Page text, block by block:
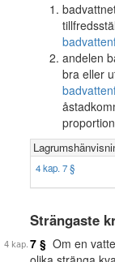
andelen
bra eller
4 kap. 7 §
Strängaste
7 § Om en